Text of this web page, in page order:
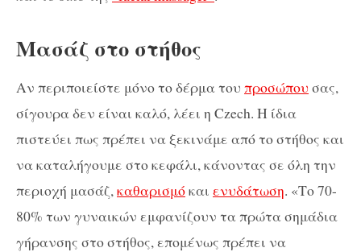
Μασάζ στο στήθος
Αν περιποιείστε μόνο το δέρμα του προσώπου σας,
σίγουρα δεν είναι καλό, λέει η Czech. Η ίδια
πιστεύει πως πρέπει να ξεκινάμε από το στήθος και
να καταλήγουμε στο κεφάλι, κάνοντας σε όλη την
περιοχή μασάζ,καθαρισμόκαι ενυδάτωση. «Το 70-
80% των γυναικών εμφανίζουν τα πρώτα σημάδια
γήρανσης στο στήθος, επομένως πρέπει να